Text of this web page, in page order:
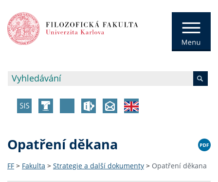
Opatření děkana
FF > Fakulta > Strategie a další dokumenty > Opatření děkana